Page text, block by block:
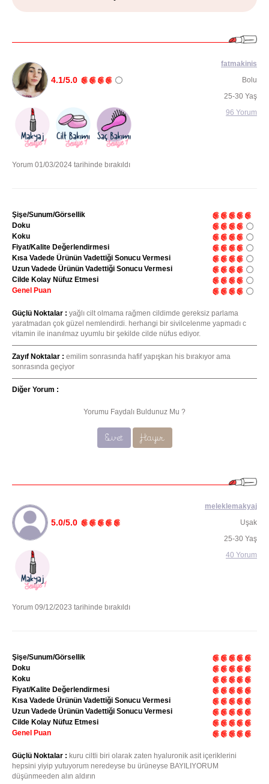
4.1/5.0
Yorum 01/03/2024 tarihinde bırakıldı
fatmakinis
Bolu
25-30 Yaş
96 Yorum
Şişe/Sunum/Görsellik
Doku
Koku
Fiyat/Kalite Değerlendirmesi
Kısa Vadede Ürünün Vadettiği Sonucu Vermesi
Uzun Vadede Ürünün Vadettiği Sonucu Vermesi
Cilde Kolay Nüfuz Etmesi
Genel Puan
Güçlü Noktalar : yağlı cilt olmama rağmen cildimde gereksiz parlama
yaratmadan çok güzel nemlendirdi. herhangi bir sivilcelenme yapmadı c
vitamin ile inanılmaz uyumlu bir şekilde cilde nüfus ediyor.
Zayıf Noktalar : emilim sonrasında hafif yapışkan his bırakıyor ama
sonrasında geçiyor
Diğer Yorum :
Yorumu Faydalı Buldunuz Mu ?
Evet Hayır
5.0/5.0
Yorum 09/12/2023 tarihinde bırakıldı
meleklemakyaj
Uşak
25-30 Yaş
40 Yorum
Şişe/Sunum/Görsellik
Doku
Koku
Fiyat/Kalite Değerlendirmesi
Kısa Vadede Ürünün Vadettiği Sonucu Vermesi
Uzun Vadede Ürünün Vadettiği Sonucu Vermesi
Cilde Kolay Nüfuz Etmesi
Genel Puan
Güçlü Noktalar : kuru ciltli biri olarak zaten hyaluronik asit içeriklerini
hepsini yiyip yutuyorum neredeyse bu ürüneyse BAYILIYORUM
düşünmeeden alın aldırın